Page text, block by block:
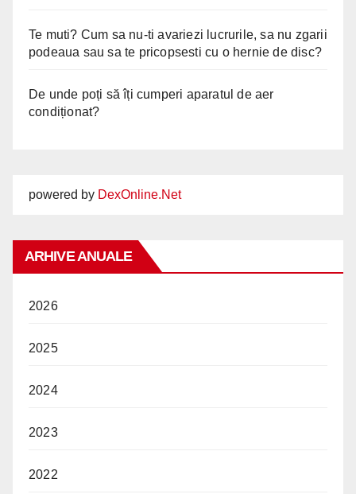
Te muti? Cum sa nu-ti avariezi lucrurile, sa nu zgarii
podeaua sau sa te pricopsesti cu o hernie de disc?
De unde poți să îți cumperi aparatul de aer
condiționat?
powered by DexOnline.Net
ARHIVE ANUALE
2026
2025
2024
2023
2022